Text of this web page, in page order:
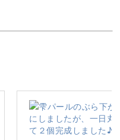
などを細いコードで縁取
統刺繍です。